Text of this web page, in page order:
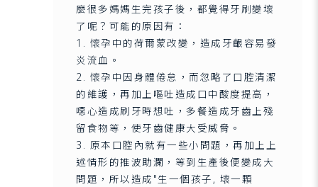
麼很多媽媽生完孩子後，都覺得牙刷變壞
了呢？可能的原因有：
1. 懷孕中的荷爾蒙改變，造成牙齦容易發
炎流血。
2. 懷孕中因身體倦怠，而忽略了口腔清潔
的維護，再加上嘔吐造成口中酸度提高，
噁心造成刷牙時想吐，多餐造成牙齒上殘
留食物等，使牙齒健康大受威脅。
3. 原本口腔內就有一些小問題，再加上上
述情形的推波助瀾，等到生產後便變成大
問題，所以造成"生一個孩子, 壞一顆